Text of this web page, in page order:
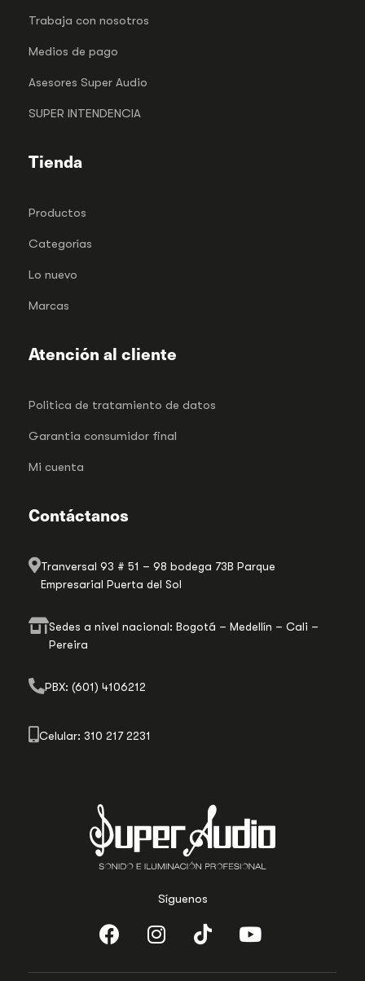
Síguenos
Trabaja con nosotros
Medios de pago
Asesores Super Audio
SUPER INTENDENCIA
Tienda
Productos
Categorías
Lo nuevo
Marcas
Atención al cliente
Politica de tratamiento de datos
Garantia consumidor final
Mi cuenta
Contáctanos
Tranversal 93 # 51 – 98 bodega 73B Parque
Empresarial Puerta del Sol
Sedes a nivel nacional: Bogotá – Medellín – Cali –
Pereira
PBX: (601) 4106212
Celular: 310 217 2231